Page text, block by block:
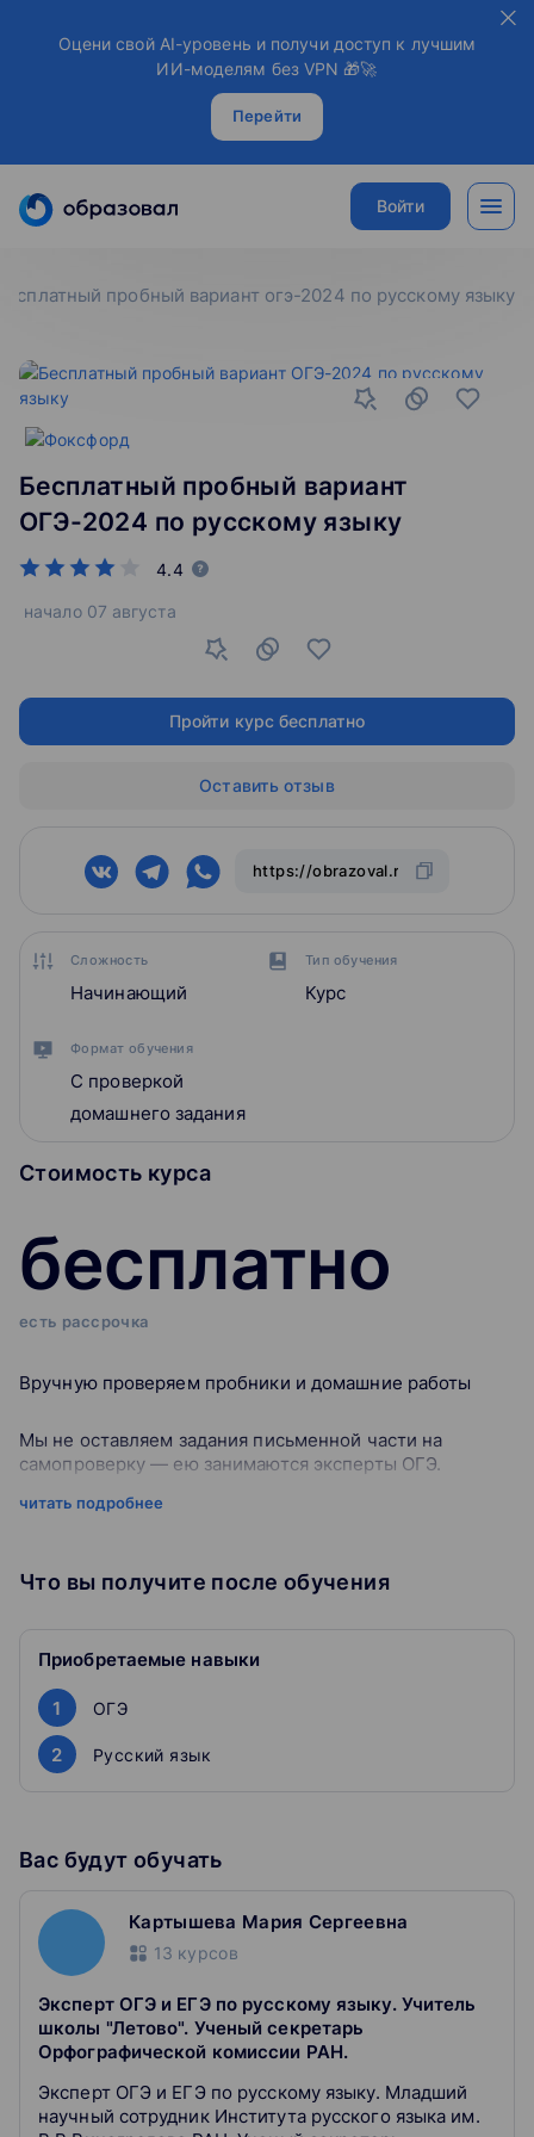
Оцени свой AI-уровень и получи доступ к лучшим
ИИ-моделям без VPN 🎁🚀
Перейти
Войти
пробный вариант огэ-2024 по русскому языку
Сложность
Начинающий
Тип обучения
Курс
Формат обучения
С проверкой
домашнего задания
Стоимость курса
бесплатно
есть рассрочка
Вручную проверяем пробники и домашние работы
Мы не оставляем задания письменной части на
самопроверку — ею занимаются эксперты ОГЭ.
Всё это — ради скорости подготовки и вашего
результата
Личный куратор ответит на вопросы в течение двух
часов, 24/7
Кураторы разбираются в программе и предмете,
поэтому легко ответят на ваши вопросы по курсу и
домашке — в любое время
подготовкой, и понимают ваши переживания.
Самая важная задача куратора — помочь вам
справиться со стрессом и страхом перед экзаменами
читать подробнее
Что вы получите после обучения
Приобретаемые навыки
1 ОГЭ
2 Русский язык
Вас будут обучать
Картышева Мария Сергеевна
13 курсов
Эксперт ОГЭ и ЕГЭ по русскому языку. Учитель
школы "Летово". Ученый секретарь
Орфографической комиссии РАН.
Эксперт ОГЭ и ЕГЭ по русскому языку. Младший
научный сотрудник Института русского языка им.
Бесплатный пробный вариант
ОГЭ-2024 по русскому языку
4.4
начало 07 августа
Пройти курс бесплатно
Оставить отзыв